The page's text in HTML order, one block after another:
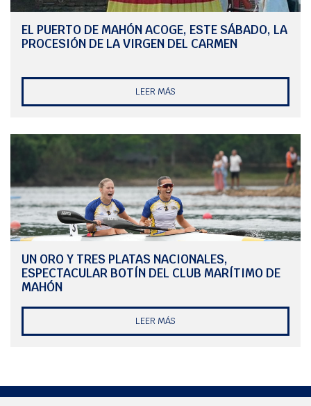
Esteve
Adriana
González
Pablo Cayarga Silva Leonardo Pons
Montañés
Hannah Cook / Sienna Hall
Soto
Leonardo Pons Roca / Jaime
Montañés Blanco
Pablo Cayarga
Erick Pomar
Djamila Hilda
Casper
Ana Carreras /
Jiménez
Vidal
EL PUERTO DE MAHÓN ACOGE, ESTE SÁBADO, LA
PROCESIÓN DE LA VIRGEN DEL CARMEN
LEER MÁS
UN ORO Y TRES PLATAS NACIONALES,
ESPECTACULAR BOTÍN DEL CLUB MARÍTIMO DE
MAHÓN
LEER MÁS